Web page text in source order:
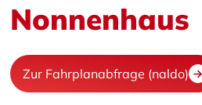
Nonnenhaus
Zur Fahrplanabfrage (naldo)